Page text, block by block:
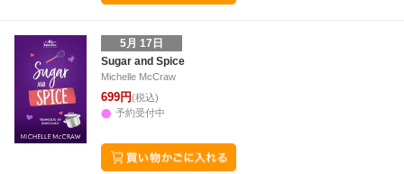
5月 17日
Sugar and Spice
Michelle McCraw
699円(税込)
予約受付中